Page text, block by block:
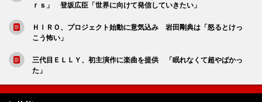
ｒｓ」 登坂広臣「世界に向けて発信していきたい」
ＨＩＲＯ、プロジェクト始動に意気込み 岩田剛典は「怒るとけっ
こう怖い」
三代目ＥＬＬＹ、初主演作に楽曲を提供 「眠れなくて超やばかっ
た」